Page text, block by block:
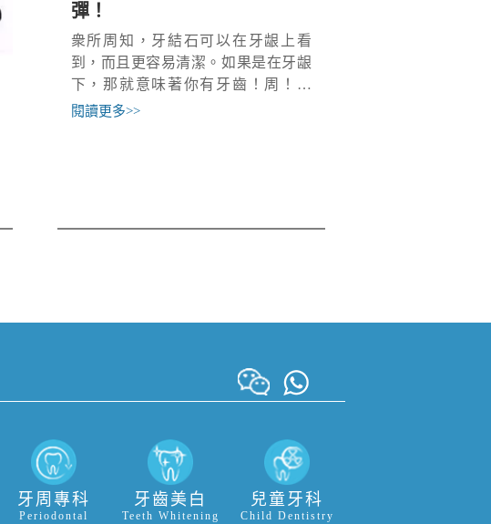
彈！
衆所周知，牙結石可以在牙龈上看
到，而且更容易清潔。如果是在牙龈
下，那就意味著你有牙齒！周！炎
症！一般來說，牙周袋通常很深，經
閱讀更多>>
牙周專科
Periodontal
牙齒美白
Teeth Whitening
兒童牙科
Child Dentistry